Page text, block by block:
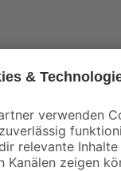
Bestseller